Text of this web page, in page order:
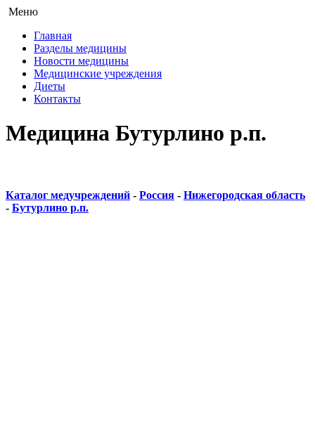
Меню
Главная
Разделы медицины
Новости медицины
Медицинские учреждения
Диеты
Контакты
Медицина Бутурлино р.п.
Каталог медучреждений - Россия - Нижегородская область
- Бутурлино р.п.